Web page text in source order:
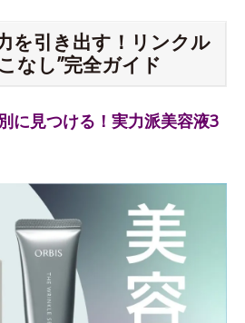
を引き出す！リンクル
なし”完全ガイド
に見つける！実力派美容液3